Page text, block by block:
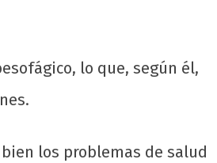
lo que, según él,
los problemas de salud